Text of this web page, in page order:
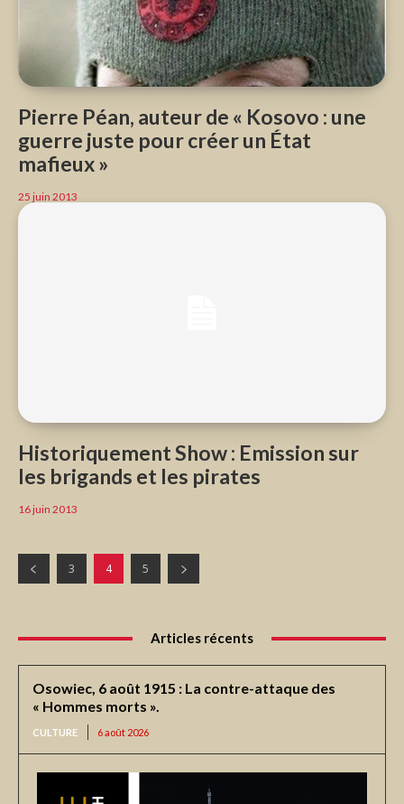
Pierre Péan, auteur de « Kosovo : une
guerre juste pour créer un État
mafieux »
25 juin 2013
Historiquement Show : Emission sur
les brigands et les pirates
16 juin 2013
3 4 5
Articles récents
Osowiec, 6 août 1915 : La contre-attaque des
« Hommes morts ».
CULTURE 6 août 2026